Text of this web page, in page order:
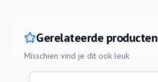
Gerelateerde producten
Misschien vind je dit ook leuk